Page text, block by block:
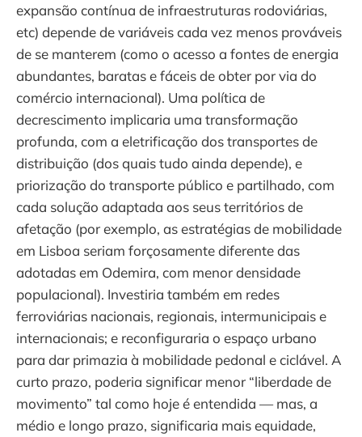
expansão contínua de infraestruturas rodoviárias,
etc) depende de variáveis cada vez menos prováveis
de se manterem (como o acesso a fontes de energia
abundantes, baratas e fáceis de obter por via do
comércio internacional). Uma política de
decrescimento implicaria uma transformação
profunda, com a eletrificação dos transportes de
distribuição (dos quais tudo ainda depende), e
priorização do transporte público e partilhado, com
cada solução adaptada aos seus territórios de
afetação (por exemplo, as estratégias de mobilidade
em Lisboa seriam forçosamente diferente das
adotadas em Odemira, com menor densidade
populacional). Investiria também em redes
ferroviárias nacionais, regionais, intermunicipais e
internacionais; e reconfiguraria o espaço urbano
para dar primazia à mobilidade pedonal e ciclável. A
curto prazo, poderia significar menor “liberdade de
movimento” tal como hoje é entendida — mas, a
médio e longo prazo, significaria mais equidade,